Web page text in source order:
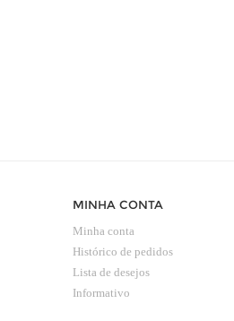
MINHA CONTA
Minha conta
Histórico de pedidos
Lista de desejos
Informativo